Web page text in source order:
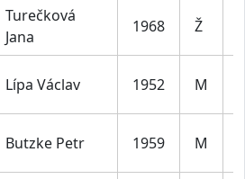
Turečková
Jana
1968 Ž
Lípa Václav 1952 M
Butzke Petr 1959 M